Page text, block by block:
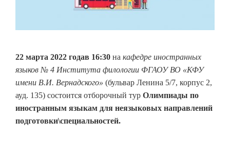
22 марта 2022 годав 16:30 на кафедре иностранных
языков № 4 Института филологии ФГАОУ ВО «КФУ
имени В.И. Вернадского» (бульвар Ленина 5/7, корпус 2,
ауд. 135) состоится отборочный тур Олимпиады по
иностранным языкам для неязыковых направлений
подготовки\специальностей.